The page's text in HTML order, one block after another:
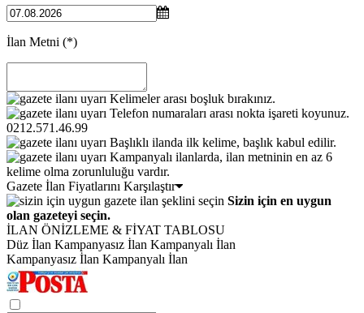
İlan Metni (*)
Kelimeler arası boşluk bırakınız.
Telefon numaraları arası nokta işareti koyunuz.
0212.571.46.99
Başlıklı ilanda ilk kelime, başlık kabul edilir.
Kampanyalı ilanlarda, ilan metninin en az 6
kelime olma zorunluluğu vardır.
Gazete İlan Fiyatlarını Karşılaştır
Sizin için en uygun
olan gazeteyi seçin.
İLAN ÖNİZLEME & FİYAT TABLOSU
Düz İlan Kampanyasız İlan Kampanyalı İlan
Kampanyasız İlan Kampanyalı İlan